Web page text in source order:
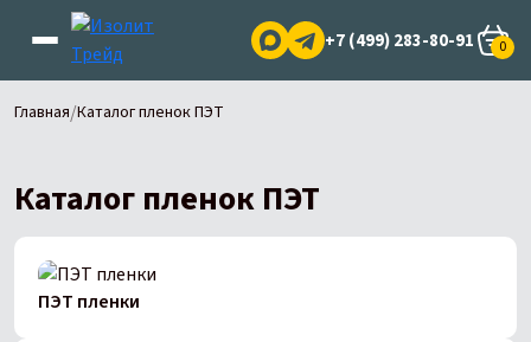
+7 (499) 283-80-91 0
Главная/Каталог пленок ПЭТ
Каталог пленок ПЭТ
ПЭТ пленки